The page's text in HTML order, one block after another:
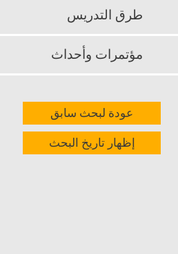
طرق التدريس
مؤتمرات وأحداث
عودة لبحث سابق
إظهار تاريخ البحث